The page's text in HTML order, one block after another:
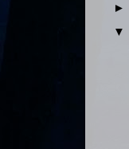
►
▼